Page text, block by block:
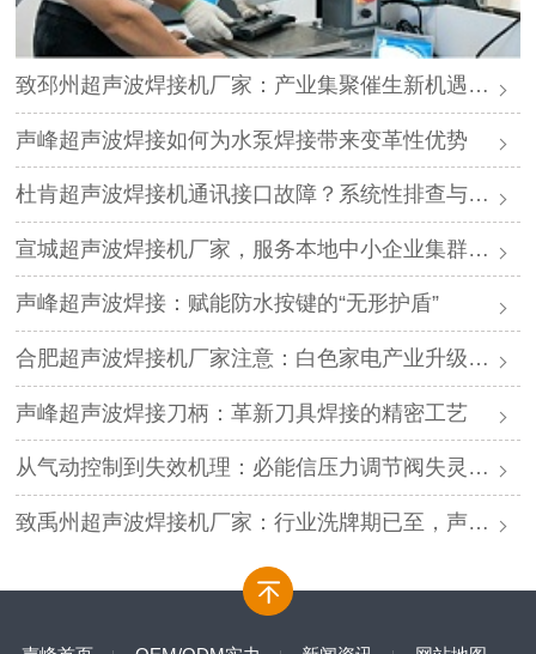
致邳州超声波焊接机厂家：产业集聚催生新机遇，声峰源头工厂邀您抱团发展
声峰超声波焊接如何为水泵焊接带来变革性优势
杜肯超声波焊接机通讯接口故障？系统性排查与专业解决方案
宣城超声波焊接机厂家，服务本地中小企业集群，声峰ODM贴牌助您轻装上阵
声峰超声波焊接：赋能防水按键的“无形护盾”
合肥超声波焊接机厂家注意：白色家电产业升级，声峰源头工厂诚邀加盟
声峰超声波焊接刀柄：革新刀具焊接的精密工艺
从气动控制到失效机理：必能信压力调节阀失灵的深度解析与专业修复
致禹州超声波焊接机厂家：行业洗牌期已至，声峰源头工厂邀您抱团取暖